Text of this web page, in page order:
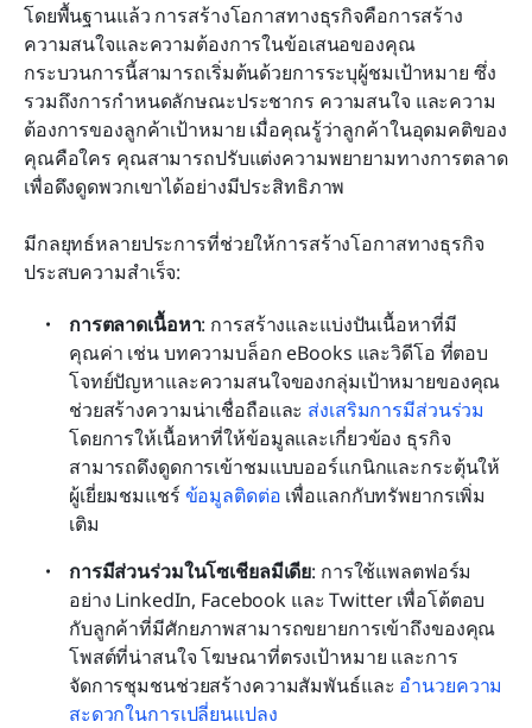
โดยพื้นฐานแล้ว การสร้างโอกาสทางธุรกิจคือการสร้าง
ความสนใจและความต้องการในข้อเสนอของคุณ
กระบวนการนี้สามารถเริ่มต้นด้วยการระบุผู้ชมเป้าหมาย ซึ่ง
รวมถึงการกำหนดลักษณะประชากร ความสนใจ และความ
ต้องการของลูกค้าเป้าหมาย เมื่อคุณรู้ว่าลูกค้าในอุดมคติของ
คุณคือใคร คุณสามารถปรับแต่งความพยายามทางการตลาด
เพื่อดึงดูดพวกเขาได้อย่างมีประสิทธิภาพ
มีกลยุทธ์หลายประการที่ช่วยให้การสร้างโอกาสทางธุรกิจ
ประสบความสำเร็จ:
การตลาดเนื้อหา: การสร้างและแบ่งปันเนื้อหาที่มี
คุณค่า เช่น บทความบล็อก eBooks และวิดีโอ ที่ตอบ
โจทย์ปัญหาและความสนใจของกลุ่มเป้าหมายของคุณ
ช่วยสร้างความน่าเชื่อถือและ ส่งเสริมการมีส่วนร่วม
โดยการให้เนื้อหาที่ให้ข้อมูลและเกี่ยวข้อง ธุรกิจ
สามารถดึงดูดการเข้าชมแบบออร์แกนิกและกระตุ้นให้
ผู้เยี่ยมชมแชร์ ข้อมูลติดต่อ เพื่อแลกกับทรัพยากรเพิ่ม
เติม
การมีส่วนร่วมในโซเชียลมีเดีย: การใช้แพลตฟอร์ม
อย่าง LinkedIn, Facebook และ Twitter เพื่อโต้ตอบ
กับลูกค้าที่มีศักยภาพสามารถขยายการเข้าถึงของคุณ
โพสต์ที่น่าสนใจ โฆษณาที่ตรงเป้าหมาย และการ
จัดการชุมชนช่วยสร้างความสัมพันธ์และ อำนวยความ
สะดวกในการเปลี่ยนแปลง